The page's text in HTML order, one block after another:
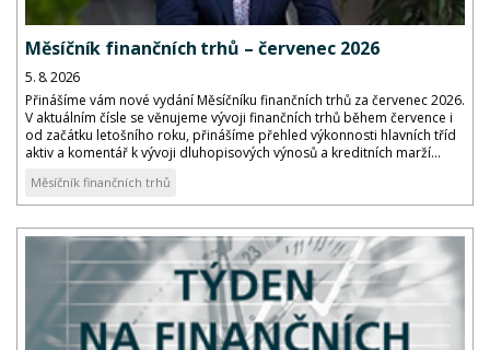
Měsíčník finančních trhů – červenec 2026
5. 8. 2026
Přinášíme vám nové vydání Měsíčníku finančních trhů za červenec 2026.
V aktuálním čísle se věnujeme vývoji finančních trhů během července i
od začátku letošního roku, přinášíme přehled výkonnosti hlavních tříd
aktiv a komentář k vývoji dluhopisových výnosů a kreditních marží...
Měsíčník finančních trhů